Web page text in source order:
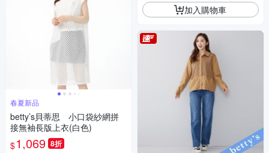
春夏新品
betty’s貝蒂思 小口袋紗網拼
接無袖長版上衣(白色)
$1,069 8折
加入購物車